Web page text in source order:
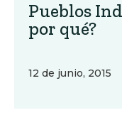
Pueblos
por qué?
12 de junio, 2015